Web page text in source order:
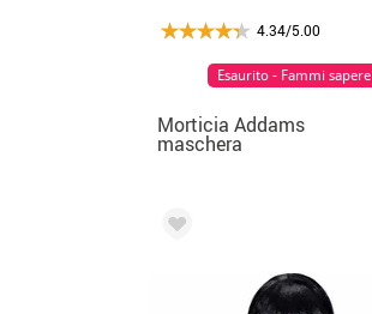
4.34/5.00
Morticia Addams
maschera
Esaurito - Fammi sapere